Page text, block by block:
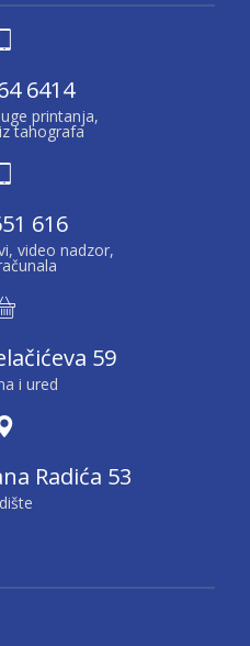
6414
printanja,
tahografa
616
video nadzor,
59
i ured
Radića 53